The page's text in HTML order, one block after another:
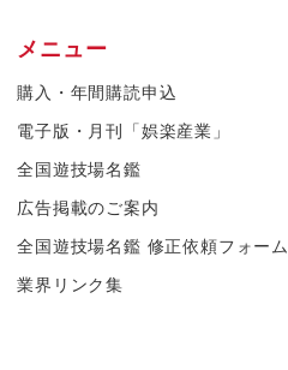
メニュー
購入・年間購読申込
電子版・月刊「娯楽産業」
全国遊技場名鑑
広告掲載のご案内
全国遊技場名鑑 修正依頼フォーム
業界リンク集